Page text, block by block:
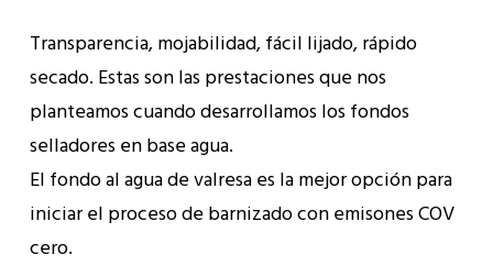
Transparencia, mojabilidad, fácil lijado, rápido
secado. Estas son las prestaciones que nos
planteamos cuando desarrollamos los fondos
selladores en base agua.
El fondo al agua de valresa es la mejor opción para
iniciar el proceso de barnizado con emisones COV
cero.